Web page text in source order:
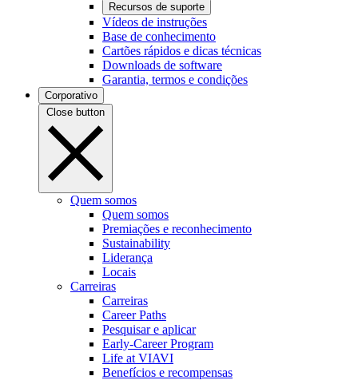
Recursos de suporte
Vídeos de instruções
Base de conhecimento
Cartões rápidos e dicas técnicas
Downloads de software
Garantia, termos e condições
Corporativo
Close button
Quem somos
Quem somos
Premiações e reconhecimento
Sustainability
Liderança
Locais
Carreiras
Carreiras
Career Paths
Pesquisar e aplicar
Early-Career Program
Life at VIAVI
Benefícios e recompensas